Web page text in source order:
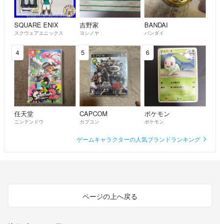
削除する場合もございますのでご注意ください。
☆その他
・抜き取り・すり替え防止のため、返品はお断りいたします。
・いいねをいただいている商品でも定期的に再出品させていただく場合
がございます。
少しでも皆様との気持ちの良い取引をしたいと思います。
どうぞよろしくお願いいたします。
SQUARE ENIX
スクウェアエニックス
吉野家
ヨシノヤ
BANDAI
バンダイ
4
任天堂
ニンテンドウ
5
CAPCOM
カプコン
6
ポケモン
ポケモン
ゲームキャラクターの人気ブランドランキング
ページの上へ戻る